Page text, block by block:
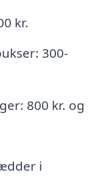
kr.
300-
800 kr. og
i